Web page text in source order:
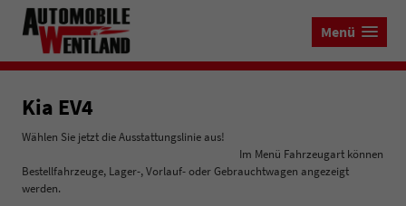
Menü
Kia EV4
Wählen Sie jetzt die Ausstattungslinie aus!
Im Menü Fahrzeugart können
Bestellfahrzeuge, Lager-, Vorlauf- oder Gebrauchtwagen angezeigt
werden.